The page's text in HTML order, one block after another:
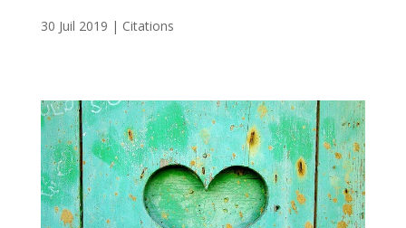
30 Juil 2019 | Citations